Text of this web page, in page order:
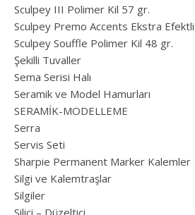
Sculpey III Polimer Kil 57 gr.
Sculpey Premo Accents Ekstra
Sculpey Souffle Polimer Kil 48 gr.
Şekilli Tuvaller
Sema Serisi Halı
Seramik ve Model Hamurları
SERAMİK-MODELLEME
Serra
Servis Seti
Sharpie Permanent Marker Kalemler
Silgi ve Kalemtraşlar
Silgiler
Silici – Düzeltici